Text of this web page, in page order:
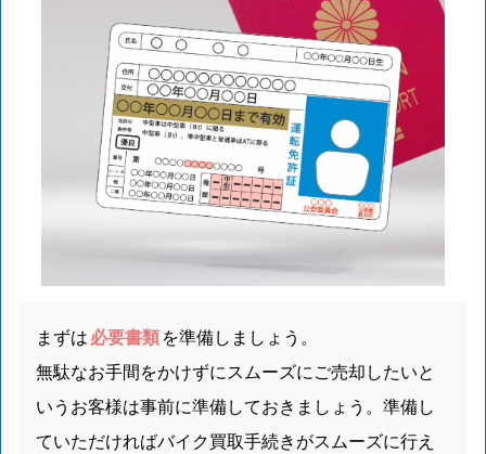
まずは 必要書類 を準備しましょう。
無駄なお手間をかけずにスムーズにご売却したいと
いうお客様は事前に準備しておきましょう。準備し
ていただければバイク買取手続きがスムーズに行え